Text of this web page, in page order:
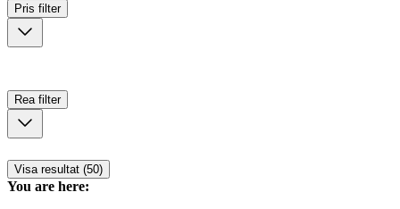
Pris filter
Rea filter
Visa resultat (50)
You are here: